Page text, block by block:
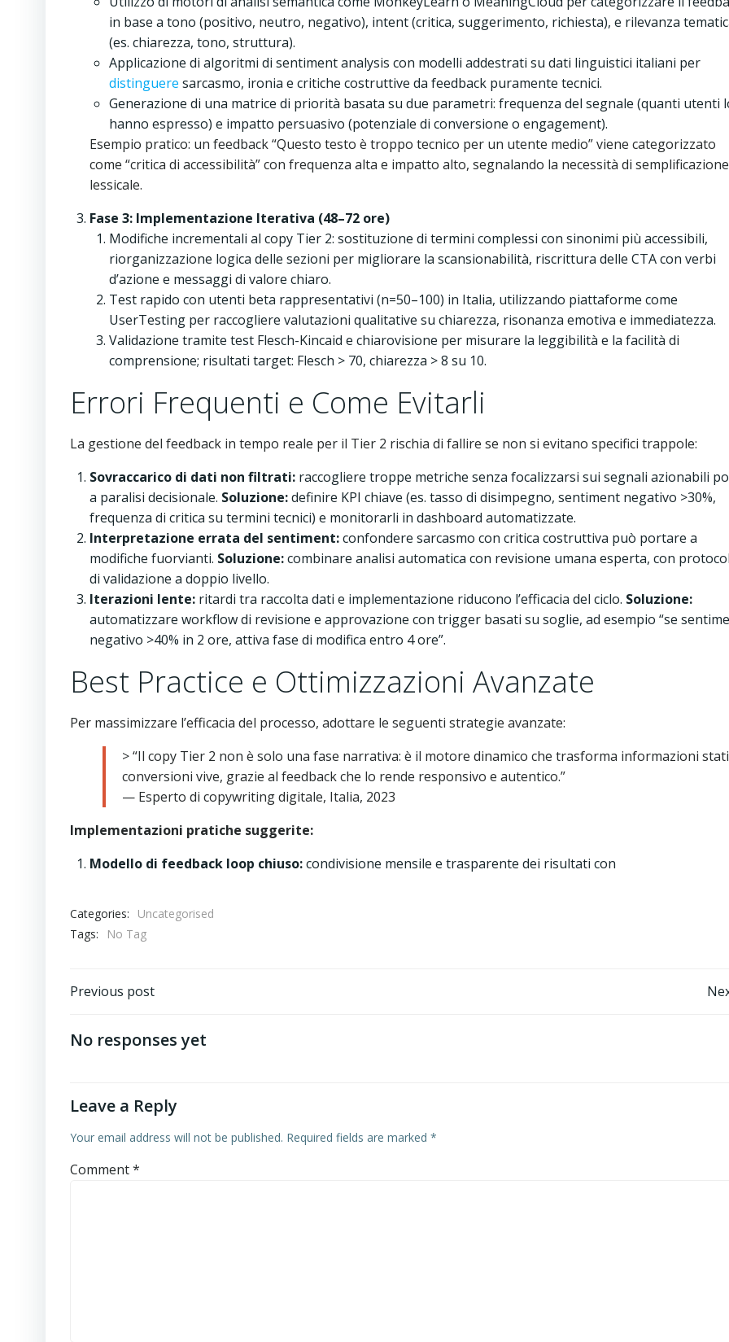
in base a tono (positivo, neutro, negativo), intent (critica, suggerimento, richiesta), e rilevanza
(es. chiarezza, tono, struttura).
Applicazione di algoritmi di sentiment analysis con modelli addestrati su dati linguistici italiani per
distinguere sarcasmo, ironia e critiche costruttive da feedback puramente tecnici.
Generazione di una matrice di priorità basata su due parametri: frequenza del segnale (quanti utenti
hanno espresso) e impatto persuasivo (potenziale di conversione o engagement).
Esempio pratico: un feedback “Questo testo è troppo tecnico per un utente medio” viene categorizzato
come “critica di accessibilità” con frequenza alta e impatto alto, segnalando la necessità di semplificazione
lessicale.
Fase 3: Implementazione Iterativa (48–72 ore)
Modifiche incrementali al copy Tier 2: sostituzione di termini complessi con sinonimi più accessibili,
riorganizzazione logica delle sezioni per migliorare la scansionabilità, riscrittura delle CTA con verbi
d’azione e messaggi di valore chiaro.
Test rapido con utenti beta rappresentativi (n=50–100) in Italia, utilizzando piattaforme come
UserTesting per raccogliere valutazioni qualitative su chiarezza, risonanza emotiva e immediatezza.
Validazione tramite test Flesch-Kincaid e chiarovisione per misurare la leggibilità e la facilità di
comprensione; risultati target: Flesch > 70, chiarezza > 8 su 10.
Errori Frequenti e Come Evitarli
La gestione del feedback in tempo reale per il Tier 2 rischia di fallire se non si evitano specifici trappole:
Sovraccarico di dati non filtrati: raccogliere troppe metriche senza focalizzarsi sui segnali azionabili
a paralisi decisionale. Soluzione:definire KPI chiave (es. tasso di disimpegno, sentiment negativo >30%,
frequenza di critica su termini tecnici) e monitorarli in dashboard automatizzate.
Interpretazione errata del sentiment:confondere sarcasmo con critica costruttiva può portare a
modifiche fuorvianti. Soluzione:combinare analisi automatica con revisione umana esperta, con
di validazione a doppio livello.
Iterazioni lente: ritardi tra raccolta dati e implementazione riducono l’efficacia del ciclo. Soluzione:
automatizzare workflow di revisione e approvazione con trigger basati su soglie, ad esempio “se
negativo >40% in 2 ore, attiva fase di modifica entro 4 ore”.
Best Practice e Ottimizzazioni Avanzate
Per massimizzare l’efficacia del processo, adottare le seguenti strategie avanzate:
> “Il copy Tier 2 non è solo una fase narrativa: è il motore dinamico che trasforma informazioni
conversioni vive, grazie al feedback che lo rende responsivo e autentico.”
— Esperto di copywriting digitale, Italia, 2023
Implementazioni pratiche suggerite:
Modello di feedback loop chiuso:condivisione mensile e trasparente dei risultati con
Categories:
Uncategorised
Tags:
No Tag
Post
navigation
Previous post
No responses yet
Leave a Reply
Your email address will not be published. Required fields are marked *
Comment*